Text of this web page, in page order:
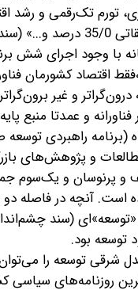
دلاری، تورم تک‌رقمی و
درصد و شکاف طبقاتی 35/0
با وجود اجرای شش
اقتصاد کشورمان
و غیر
و عمدتا منبع
راهبردی توسعه
و پژوهش‌های
و پرنوسان و یک‌سوم
است. آنچه در فاصله دو
توسعه بود.
توسعه را می‌توان
روزنامه‌های سیاسی